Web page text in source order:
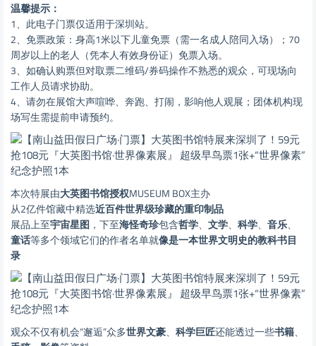
温馨提示：
1、此电子门票仅适用于深圳站。
2、免票政策：身高1米以下儿童免票（需一名成人陪同入场）；70
周岁以上的老人（凭本人有效身份证）免票入场。
3、如确认购票但对取票二维码/券码操作不熟悉的观众，可现场向
工作人员请求协助。
4、请勿在展馆大声喧哗、奔跑、打闹，影响他人观展；团体机构现
场写生需提前申请预约。
本次特展由大英图书馆授权MUSEUM BOX主办
从2亿件馆藏中精选近百件世界级珍藏的重印制品
展品上至宇宙星图 ，下至海怪奇珍包含哲学、 文学、 科学、 音乐、
童话等多个领域它们的作者名单就像是一本世界文明史的教科书目
录
观众不仅有机会“邂逅”众多世界文豪、 科学巨匠还能透过一些书籍、